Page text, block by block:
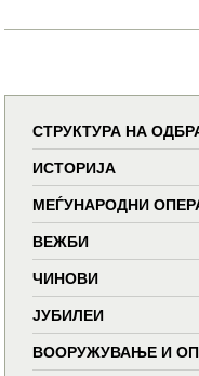
СТРУКТУРА НА
ИСТОРИЈА
МЕЃУНАРОДНИ
ВЕЖБИ
ЧИНОВИ
ЈУБИЛЕИ
ВООРУЖУВАЊЕ И